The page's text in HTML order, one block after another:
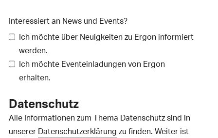
Interessiert an News und Events?
Ich möchte über Neuigkeiten zu Ergon informiert
werden.
Ich möchte Eventeinladungen von Ergon
erhalten.
Datenschutz
Alle Informationen zum Thema Datenschutz sind in
unserer Datenschutzerklärung zu finden. Weiter ist